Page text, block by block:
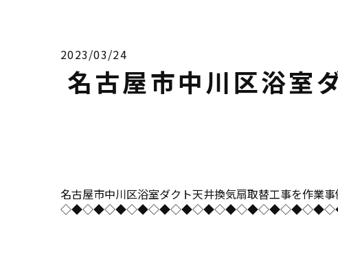
2023/03/24
名古屋市中川区浴室
名古屋市中川区浴室ダクト天井換気扇取替工事を作業